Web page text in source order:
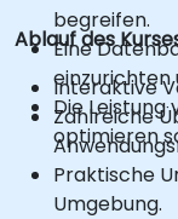
begreifen.
Eine
einzurichten
Die Leistung
optimieren
Ablauf des
Interaktive
Zahlreiche
Praktische
Umgebung.